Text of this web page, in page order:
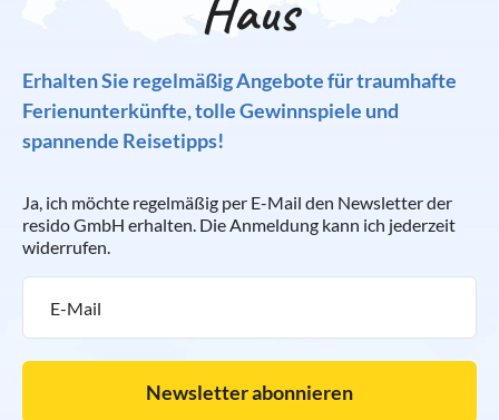
Erhalten Sie regelmäßig Angebote für traumhafte
Ferienunterkünfte, tolle Gewinnspiele und
spannende Reisetipps!
Ja, ich möchte regelmäßig per E-Mail den Newsletter der
resido GmbH erhalten. Die Anmeldung kann ich jederzeit
widerrufen.
Newsletter abonnieren